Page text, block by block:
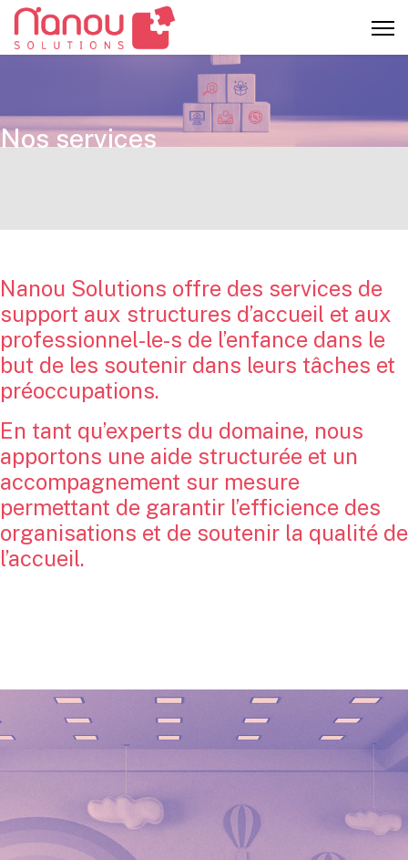
Nos services
Nanou Solutions offre des services de
support aux structures d’accueil et aux
professionnel-le-s de l’enfance dans le
but de les soutenir dans leurs tâches et
préoccupations.
En tant qu’experts du domaine, nous
apportons une aide structurée et un
accompagnement sur mesure
permettant de garantir l’efficience des
organisations et de soutenir la qualité de
l’accueil.